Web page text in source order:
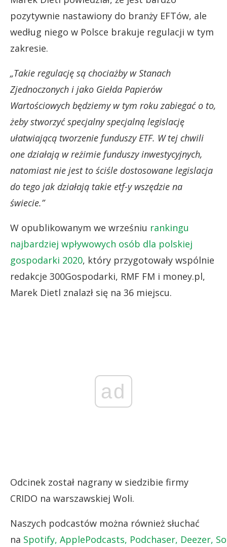
pozytywnie nastawiony do branży EFTów, ale
według niego w Polsce brakuje regulacji w tym
zakresie.
„Takie regulację są chociażby w Stanach
Zjednoczonych i jako Giełda Papierów
Wartościowych będziemy w tym roku zabiegać o to,
żeby stworzyć specjalny specjalną legislację
ułatwiającą tworzenie funduszy ETF. W tej chwili
one działają w reżimie funduszy inwestycyjnych,
natomiast nie jest to ściśle dostosowane legislacja
do tego jak działają takie etf-y wszędzie na
świecie.”
W opublikowanym we wrześniu rankingu
najbardziej wpływowych osób dla polskiej
gospodarki 2020, który przygotowały wspólnie
redakcje 300Gospodarki, RMF FM i money.pl,
Marek Dietl znalazł się na 36 miejscu.
ad
Odcinek został nagrany w siedzibie firmy
CRIDO na warszawskiej Woli.
Naszych podcastów można również słuchać
na Spotify, ApplePodcasts, Podchaser, Deezer,